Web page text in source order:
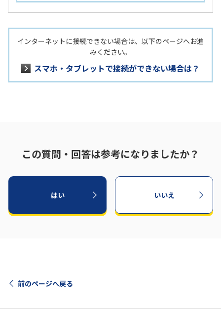
インターネットに接続できない場合は、以下のページへお進
みください。
スマホ・タブレットで接続ができない場合は？
この質問・回答は参考になりましたか？
はい いいえ
前のページへ戻る